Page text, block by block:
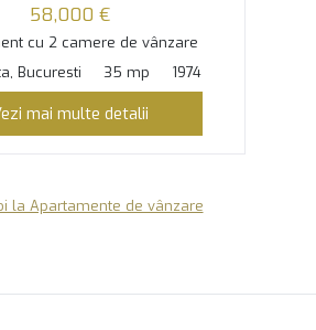
58,000 €
cu 2 camere de vânzare
Bucuresti
35 mp 1974
mai multe detalii
la Apartamente de vânzare